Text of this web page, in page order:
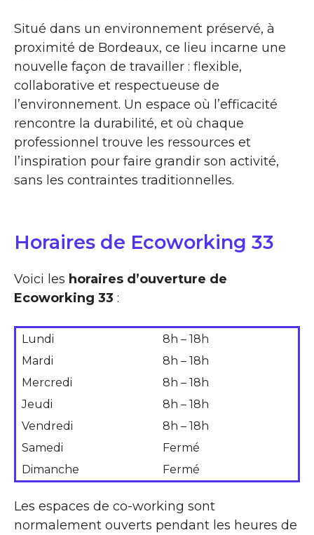
Situé dans un environnement préservé, à
proximité de Bordeaux, ce lieu incarne une
nouvelle façon de travailler : flexible,
collaborative et respectueuse de
l’environnement. Un espace où l’efficacité
rencontre la durabilité, et où chaque
professionnel trouve les ressources et
l’inspiration pour faire grandir son activité,
sans les contraintes traditionnelles.
Horaires de Ecoworking 33
Voici les horaires d’ouverture de
Ecoworking 33 :
Lundi
8h – 18h
Mardi
8h – 18h
Mercredi
8h – 18h
Jeudi
8h – 18h
Vendredi
8h – 18h
Samedi
Fermé
Dimanche
Fermé
Les espaces de co-working sont
normalement ouverts pendant les heures de